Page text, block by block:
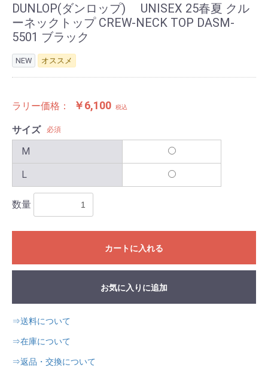
DUNLOP(ダンロップ) UNISEX 25春夏 クル
ーネックトップ CREW-NECK TOP DASM-
5501 ブラック
NEW オススメ
ラリー価格： ￥6,100 税込
サイズ 必須
M
L
数量
カートに入れる
お気に入りに追加
⇒送料について
⇒在庫について
⇒返品・交換について